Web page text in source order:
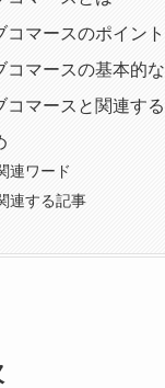
コマースのポイント
コマースの基本的
コマースと関連す
連ワード
連する記事